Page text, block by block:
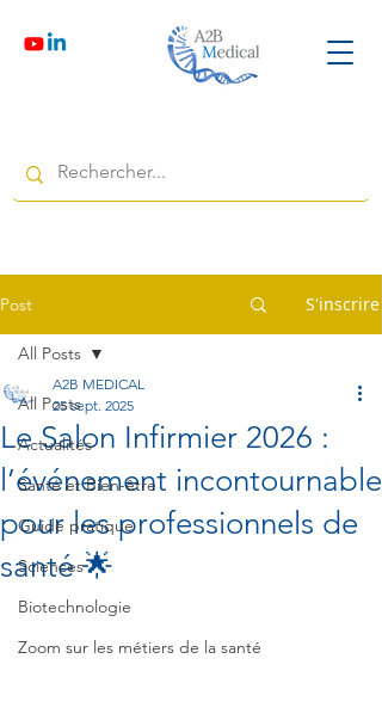
Post S'inscrire
All Posts
Actualités
Santé et Bien-être
Guide pratique
Sciences
Biotechnologie
Zoom sur les métiers de la santé
All Posts
Le Salon Infirmier 2026 :
l’événement incontournable
pour les professionnels de
santé 🌟
A2B MEDICAL
25 sept. 2025